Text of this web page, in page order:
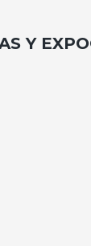
Y